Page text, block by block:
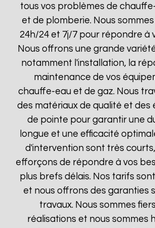
tous vos problèmes de
et de plomberie. Nous
24h/24 et 7j/7 pour répondre à
Nous offrons une grande
notamment l'installation, la
maintenance de vos
chauffe-eau et de gaz. Nous
des matériaux de qualité et des
de pointe pour garantir une
longue et une efficacité
d'intervention sont très
efforçons de répondre à vos
plus brefs délais. Nos tarifs
et nous offrons des garanties
travaux. Nous sommes
réalisations et nous sommes